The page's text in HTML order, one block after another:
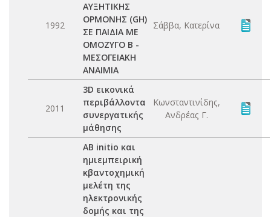
1992
ΑΥΞΗΤΙΚΗΣ
ΟΡΜΟΝΗΣ (GH)
ΣΕ ΠΑΙΔΙΑ ΜΕ
ΟΜΟΖΥΓΟ Β -
ΜΕΣΟΓΕΙΑΚΗ
ΑΝΑΙΜΙΑ
Σάββα, Κατερίνα
2011
3D εικονικά
περιβάλλοντα
συνεργατικής
μάθησης
Κωνσταντινίδης,
Ανδρέας Γ.
AB initio και
ημιεμπειρική
κβαντοχημική
μελέτη της
ηλεκτρονικής
δομής και της